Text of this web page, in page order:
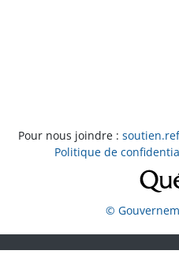
Pour nous joindre :
Politique de
©